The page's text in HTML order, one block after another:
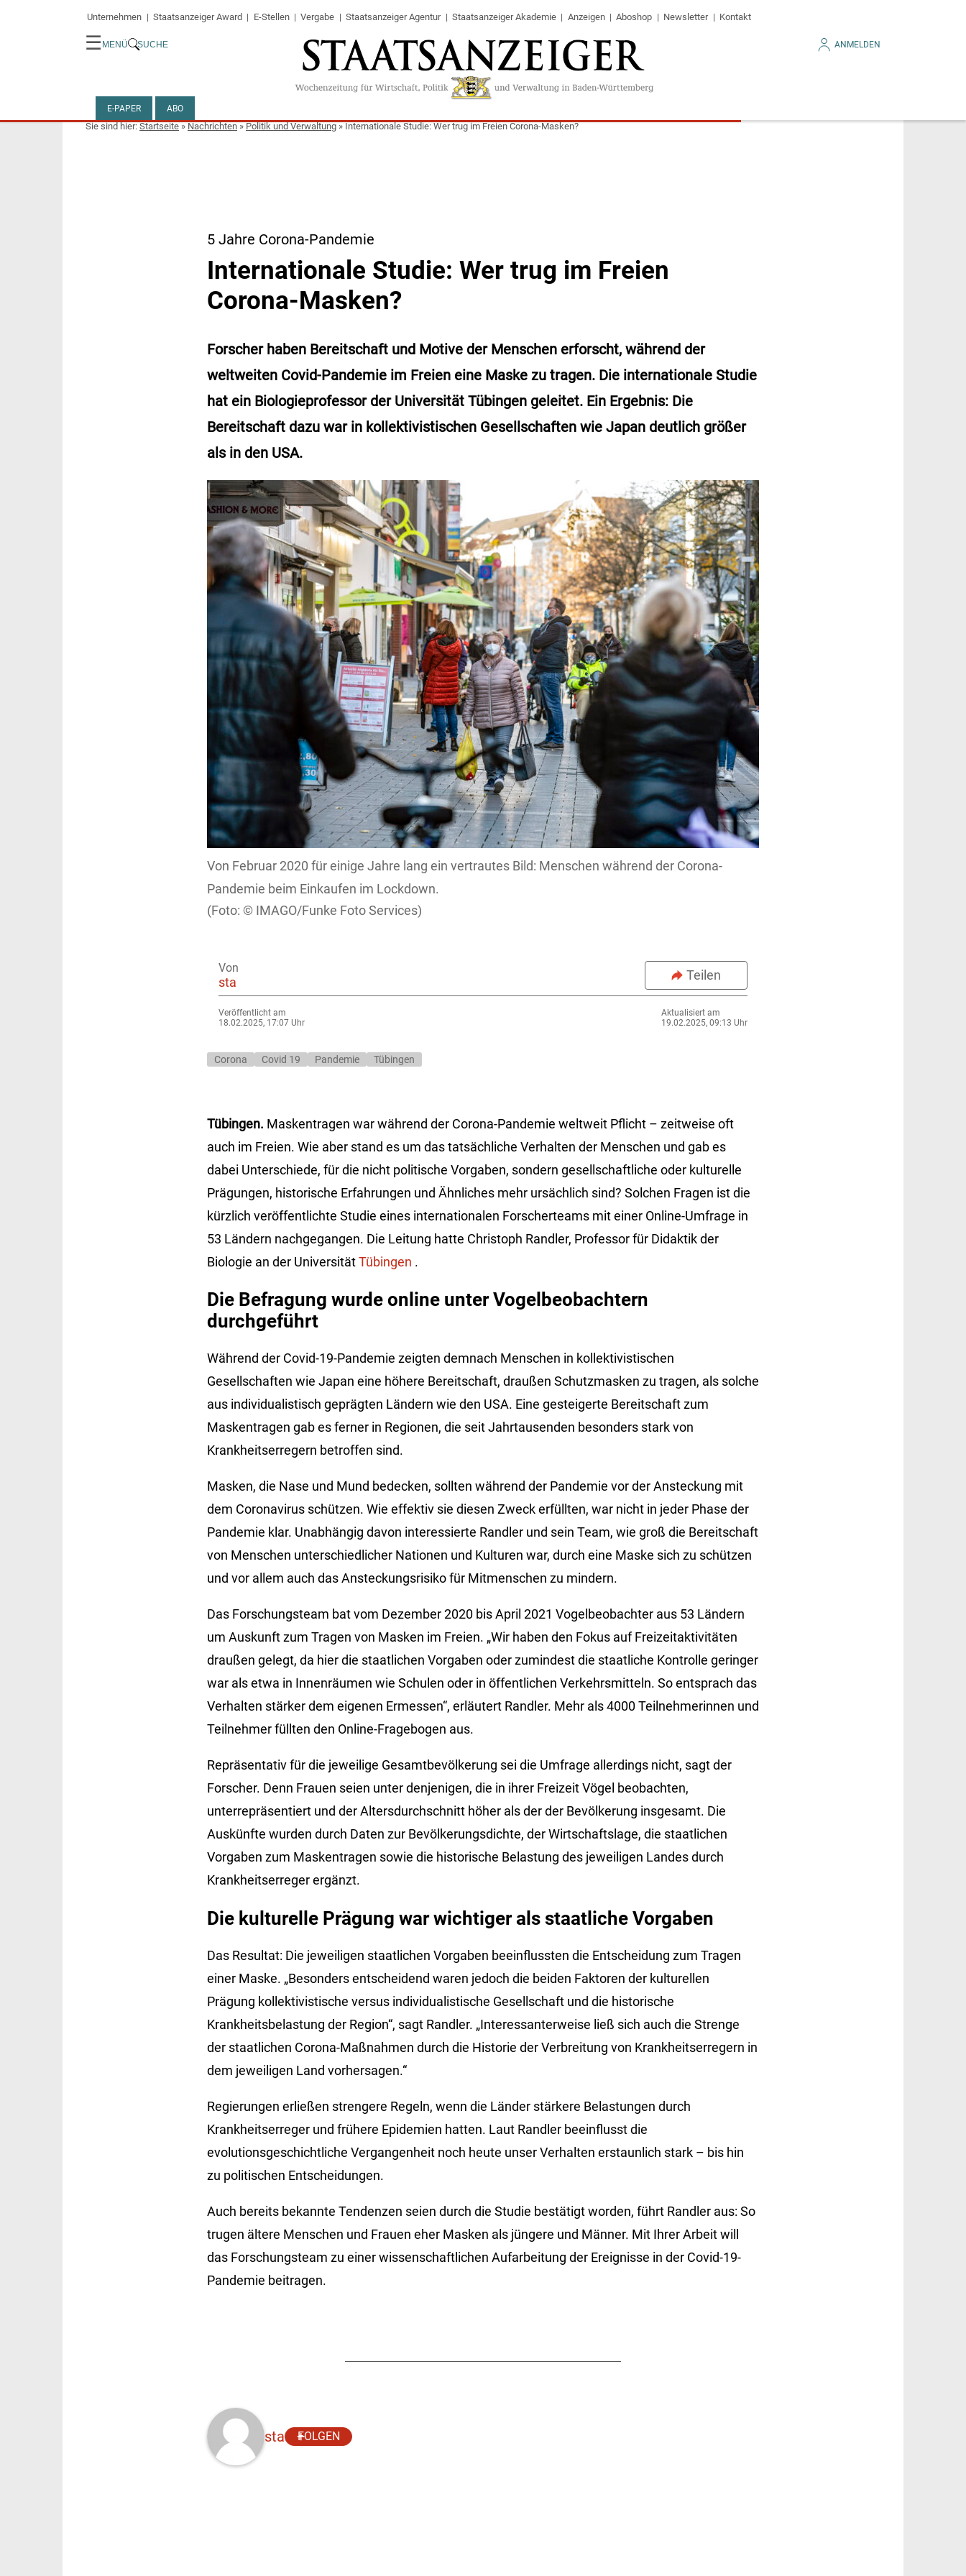
Unternehmen Staatsanzeiger Award E-Stellen Vergabe Staatsanzeiger Agentur Staatsanzeiger Akademie Anzeigen Aboshop Newsletter Kontakt
☰ MENÜ SUCHE ANMELDEN
E-PAPER ABO
Startseite»Nachrichten»Politik und Verwaltung»Internationale Studie: Wer trug im Freien Corona-Masken?
5 Jahre Corona-Pandemie
Internationale Studie: Wer trug im Freien
Corona-Masken?
Forscher haben Bereitschaft und Motive der Menschen erforscht, während der
weltweiten Covid-Pandemie im Freien eine Maske zu tragen. Die internationale Studie
hat ein Biologieprofessor der Universität Tübingen geleitet. Ein Ergebnis: Die
Bereitschaft dazu war in kollektivistischen Gesellschaften wie Japan deutlich größer
als in den USA.
Von Februar 2020 für einige Jahre lang ein vertrautes Bild: Menschen während der Corona-
Pandemie beim Einkaufen im Lockdown.
IMAGO/Funke Foto Services)
Von
sta Teilen
Veröffentlicht am
18.02.2025, 17:07 Uhr
Aktualisiert am
19.02.2025, 09:13 Uhr
Corona Covid 19 Pandemie Tübingen
Tübingen. Maskentragen war während der Corona-Pandemie weltweit Pflicht – zeitweise oft
auch im Freien. Wie aber stand es um das tatsächliche Verhalten der Menschen und gab es
dabei Unterschiede, für die nicht politische Vorgaben, sondern gesellschaftliche oder kulturelle
Prägungen, historische Erfahrungen und Ähnliches mehr ursächlich sind? Solchen Fragen ist die
kürzlich veröffentlichte Studie eines internationalen Forscherteams mit einer Online-Umfrage in
53 Ländern nachgegangen. Die Leitung hatte Christoph Randler, Professor für Didaktik der
Biologie an der UniversitätTübingen .
Die Befragung wurde online unter Vogelbeobachtern
durchgeführt
Während der Covid-19-Pandemie zeigten demnach Menschen in kollektivistischen
Gesellschaften wie Japan eine höhere Bereitschaft, draußen Schutzmasken zu tragen, als solche
aus individualistisch geprägten Ländern wie den USA. Eine gesteigerte Bereitschaft zum
Maskentragen gab es ferner in Regionen, die seit Jahrtausenden besonders stark von
Krankheitserregern betroffen sind.
Masken, die Nase und Mund bedecken, sollten während der Pandemie vor der Ansteckung mit
dem Coronavirus schützen. Wie effektiv sie diesen Zweck erfüllten, war nicht in jeder Phase der
Pandemie klar. Unabhängig davon interessierte Randler und sein Team, wie groß die Bereitschaft
von Menschen unterschiedlicher Nationen und Kulturen war, durch eine Maske sich zu schützen
und vor allem auch das Ansteckungsrisiko für Mitmenschen zu mindern.
Das Forschungsteam bat vom Dezember 2020 bis April 2021 Vogelbeobachter aus 53 Ländern
um Auskunft zum Tragen von Masken im Freien. „Wir haben den Fokus auf Freizeitaktivitäten
draußen gelegt, da hier die staatlichen Vorgaben oder zumindest die staatliche Kontrolle geringer
war als etwa in Innenräumen wie Schulen oder in öffentlichen Verkehrsmitteln. So entsprach das
Verhalten stärker dem eigenen Ermessen“, erläutert Randler. Mehr als 4000 Teilnehmerinnen und
Teilnehmer füllten den Online-Fragebogen aus.
Repräsentativ für die jeweilige Gesamtbevölkerung sei die Umfrage allerdings nicht, sagt der
Forscher. Denn Frauen seien unter denjenigen, die in ihrer Freizeit Vögel beobachten,
unterrepräsentiert und der Altersdurchschnitt höher als der der Bevölkerung insgesamt. Die
Auskünfte wurden durch Daten zur Bevölkerungsdichte, der Wirtschaftslage, die staatlichen
Vorgaben zum Maskentragen sowie die historische Belastung des jeweiligen Landes durch
Krankheitserreger ergänzt.
Die kulturelle Prägung war wichtiger als staatliche Vorgaben
Das Resultat: Die jeweiligen staatlichen Vorgaben beeinflussten die Entscheidung zum Tragen
einer Maske. „Besonders entscheidend waren jedoch die beiden Faktoren der kulturellen
Prägung kollektivistische versus individualistische Gesellschaft und die historische
Krankheitsbelastung der Region“, sagt Randler. „Interessanterweise ließ sich auch die Strenge
der staatlichen Corona-Maßnahmen durch die Historie der Verbreitung von Krankheitserregern in
dem jeweiligen Land vorhersagen.“
Regierungen erließen strengere Regeln, wenn die Länder stärkere Belastungen durch
Krankheitserreger und frühere Epidemien hatten. Laut Randler beeinflusst die
evolutionsgeschichtliche Vergangenheit noch heute unser Verhalten erstaunlich stark – bis hin
zu politischen Entscheidungen.
Auch bereits bekannte Tendenzen seien durch die Studie bestätigt worden, führt Randler aus: So
trugen ältere Menschen und Frauen eher Masken als jüngere und Männer. Mit Ihrer Arbeit will
das Forschungsteam zu einer wissenschaftlichen Aufarbeitung der Ereignisse in der Covid-19-
Pandemie beitragen.
sta FOLGEN